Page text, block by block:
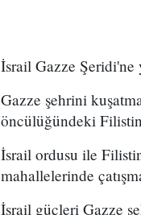
İsrail Gazze Şeridi'ne
Gazze şehrini
öncülüğündeki
İsrail ordusu ile
mahallelerinde
İsrail güçleri Gazze